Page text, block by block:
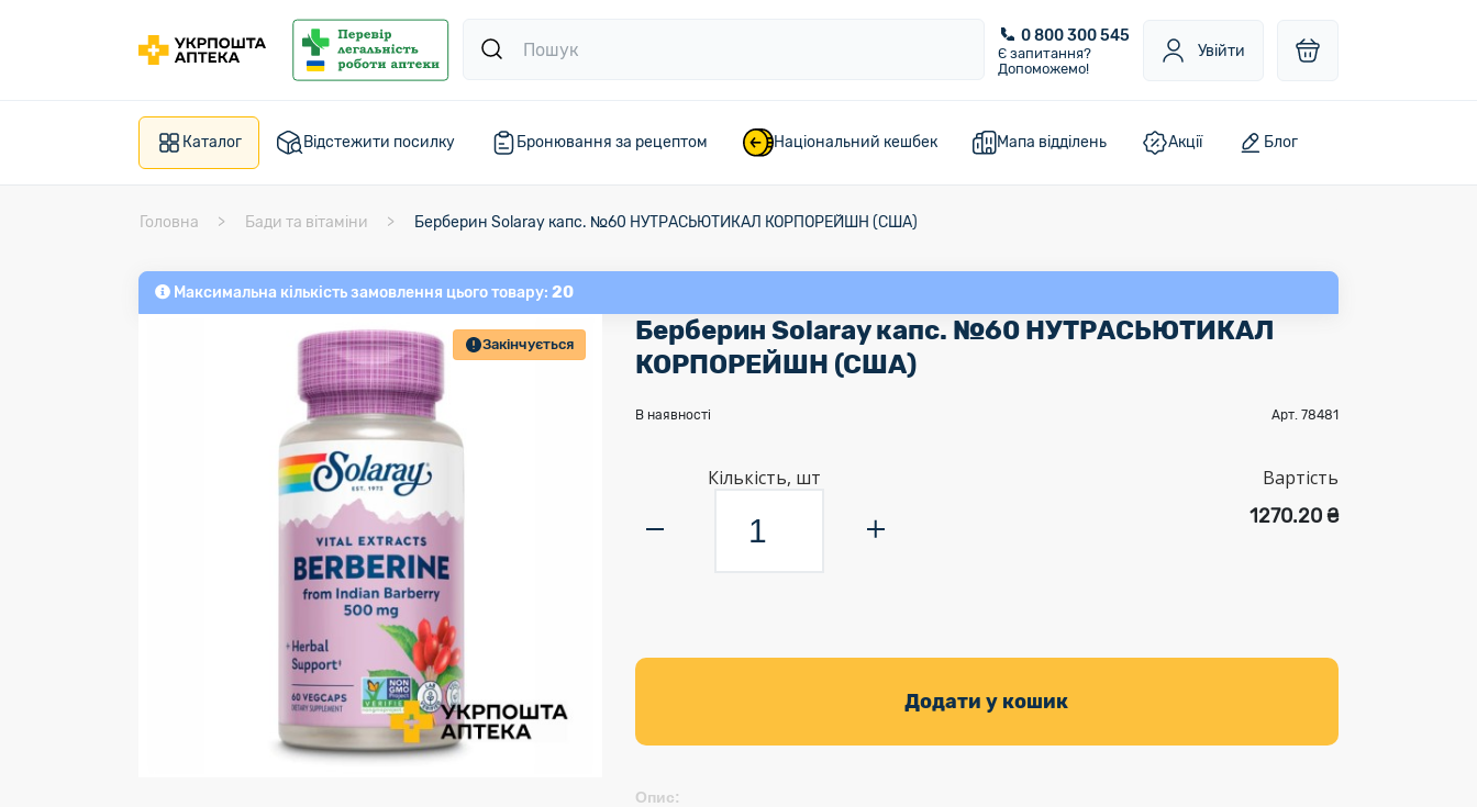
0 800 300 545
Є запитання?
Допоможемо!
Увійти
Каталог Відстежити посилку Бронювання за рецептом Національний кешбек Мапа відділень Акції Блог
Головна Бади та вітаміни Берберин Solaray капс. №60 НУТРАСЬЮТИКАЛ КОРПОРЕЙШН (США)
Максимальна кількість замовлення цього товару: 20
Закінчується
Берберин Solaray капс. №60 НУТРАСЬЮТИКАЛ
КОРПОРЕЙШН (США)
В наявності Арт. 78481
Кількість, шт
Вартість
1270.20 ₴
Додати у кошик
Опис: